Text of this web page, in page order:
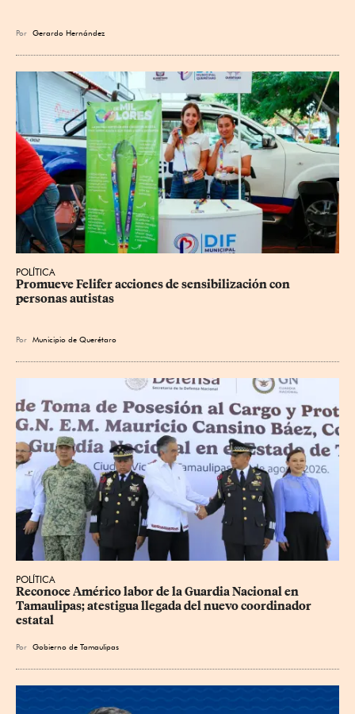
Por Gerardo Hernández
POLÍTICA
Promueve Felifer acciones de sensibilización con
personas autistas
Por Municipio de Querétaro
POLÍTICA
Reconoce Américo labor de la Guardia Nacional en
Tamaulipas; atestigua llegada del nuevo coordinador
estatal
Por Gobierno de Tamaulipas